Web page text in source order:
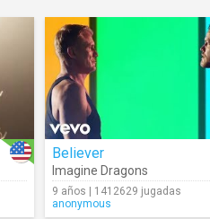
Believer
Imagine Dragons
9 años | 1412629 jugadas
anonymous